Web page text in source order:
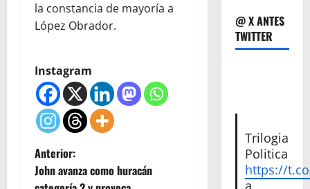
la constancia de mayoría a
López Obrador.
Instagram
N
Anterior:
John avanza como huracán
@ X ANTES
TWITTER
Trilogia
Politica
https://